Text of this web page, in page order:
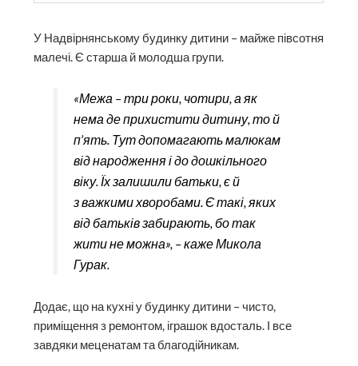
У Надвірнянському будинку дитини – майже півсотня
малечі. Є старша й молодша групи.
«Межа – три роки, чотири, а як
нема де прихистити дитину, то й
п’ять. Тут допомагають малюкам
від народження і до дошкільного
віку. Їх залишили батьки, є й
з важкими хворобами. Є такі, яких
від батьків забирають, бо так
жити не можна», – каже Микола
Гурак.
Додає, що на кухні у будинку дитини – чисто,
приміщення з ремонтом, іграшок вдосталь. І все
завдяки меценатам та благодійникам.